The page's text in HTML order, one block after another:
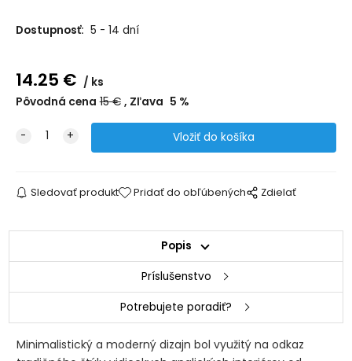
Dostupnosť: 5 - 14 dní
14.25 €
ks
Pôvodná cena 15€ Zľava 5 %
Sledovať produkt Pridať do obľúbených Zdielať
Popis
Príslušenstvo
Potrebujete poradiť?
Minimalistický a moderný dizajn bol využitý na odkaz